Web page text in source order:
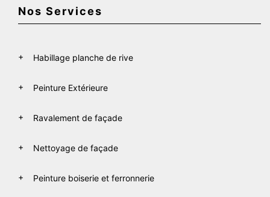
Nos Services
Habillage planche de rive
Peinture Extérieure
Ravalement de façade
Nettoyage de façade
Peinture boiserie et ferronnerie